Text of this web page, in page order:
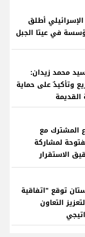
أطلق
في عيتا الجبل
محمد زيدان:
وتأكيدٌ على حماية
القديمة
المشترك مع
لمشاركة
الاستقرار
توقع "اتفاقية
التعاون